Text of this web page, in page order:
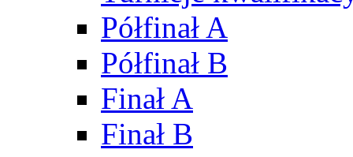
Półfinał A
Półfinał B
Finał A
Finał B